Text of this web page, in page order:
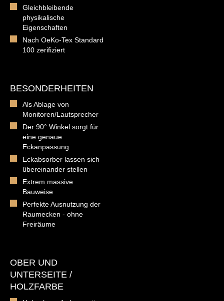
Gleichbleibende
physikalische
Eigenschaften
Nach OeKo-Tex Standard
100 zerifiziert
BESONDERHEITEN
Als Ablage von
Monitoren/Lautsprecher
Der 90° Winkel sorgt für
eine genaue
Eckanpassung
Eckabsorber lassen sich
übereinander stellen
Extrem massive
Bauweise
Perfekte Ausnutzung der
Raumecken - ohne
Freiräume
OBER UND
UNTERSEITE /
HOLZFARBE